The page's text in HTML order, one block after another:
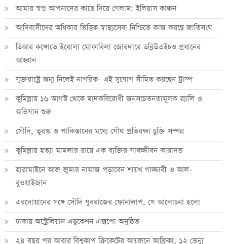
আমার স্বপ্ন আপনাদের কাছে দিয়ে গেলাম: ইলিয়াস কাঞ্চন
আদিবাসীদের অধিকার ভিত্তিক স্বাস্থ্যসেবা নিশ্চিতে কাজ করছে জাতিসংঘ
ডিআর কঙ্গোতে ইবোলা মোকাবিলা জোরদারে ডব্লিউএইচও প্রধানের
আহ্বান
যুক্তরাষ্ট্রে জন্ম নিলেই নাগরিক- এই সুযোগ সীমিত করছেন ট্রাম্প
কুমিল্লায় ১৬ আগস্ট থেকে মাদকবিরোধী জনসচেতনতামূলক র‍্যালি ও
অভিযান শুরু
সৌদি, তুরস্ক ও পাকিস্তানের মধ্যে যৌথ প্রতিরক্ষা চুক্তি সম্পন্ন
কুমিল্লায় হত্যা মামলার রায়ে এক ব্যক্তির যাবজ্জীবন কারাদন্ড
হারামাইনে আজ জুমার নামাজ পড়াবেন শায়খ গাজ্জাবী ও আল-
বুওয়াইজান
এরদোয়ানের সঙ্গে সৌদি যুবরাজের ফোনালাপ, যে আলোচনা হলো
ঢাকায় অস্ট্রেলিয়ান এডুকেশন এক্সপো অনুষ্ঠিত
২৪ বছর পর আবার বিশ্বকাপ ক্রিকে‌টের আয়জনে আফ্রিকা, ১২ ভেন্যু